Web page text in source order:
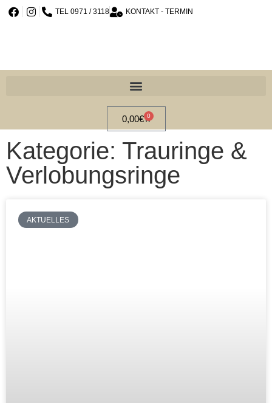
TEL 0971 / 3118 KONTAKT - TERMIN
0,00€ 0
Kategorie: Trauringe &
Verlobungsringe
AKTUELLES